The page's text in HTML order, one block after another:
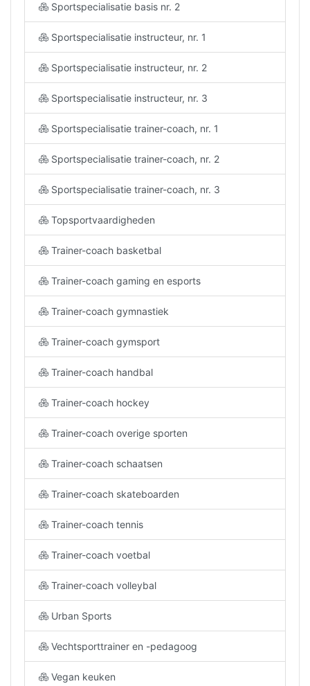
Sportspecialisatie basis nr. 2
Sportspecialisatie instructeur, nr. 1
Sportspecialisatie instructeur, nr. 2
Sportspecialisatie instructeur, nr. 3
Sportspecialisatie trainer-coach, nr. 1
Sportspecialisatie trainer-coach, nr. 2
Sportspecialisatie trainer-coach, nr. 3
Topsportvaardigheden
Trainer-coach basketbal
Trainer-coach gaming en esports
Trainer-coach gymnastiek
Trainer-coach gymsport
Trainer-coach handbal
Trainer-coach hockey
Trainer-coach overige sporten
Trainer-coach schaatsen
Trainer-coach skateboarden
Trainer-coach tennis
Trainer-coach voetbal
Trainer-coach volleybal
Urban Sports
Vechtsporttrainer en -pedagoog
Vegan keuken